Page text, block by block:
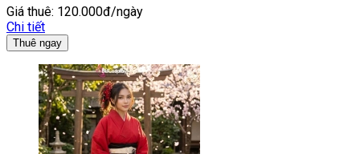
Giá thuê: 120.000đ/ngày
Chi tiết
Thuê ngay